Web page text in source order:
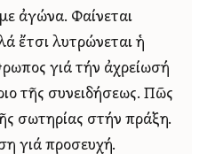
ἀγώνα. Φαίνεται
ἔτσι λυτρώνεται ἡ
γιά τήν ἀχρείωσή
τῆς συνειδήσεως. Πῶς
σωτηρίας στήν πράξη.
γιά προσευχή.